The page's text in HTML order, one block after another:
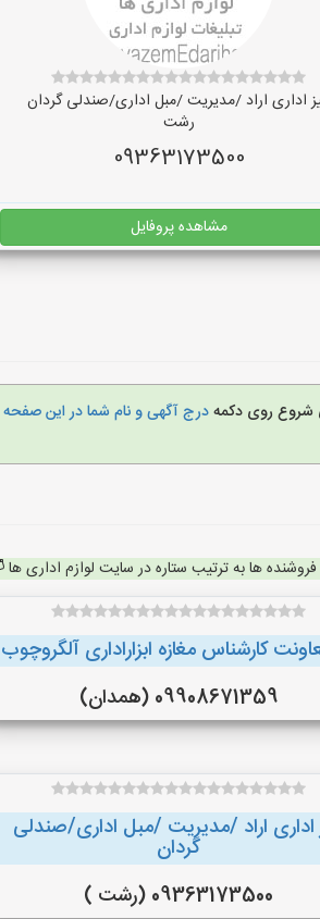
اداری اراد /مدیریت /مبل اداری/صندلی گردان
رشت
09363173500
مشاهده پروفایل
شروع روی دکمهدرج آگهی و نام شما در این صفحه
ها به ترتیب ستاره در سایت لوازم اداری ها
کارشناس مغازه ابزاراداری آلگروچوب
09908671359 (همدان)
اداری اراد /مدیریت /مبل اداری/صندلی
گردان
09363173500 (رشت )